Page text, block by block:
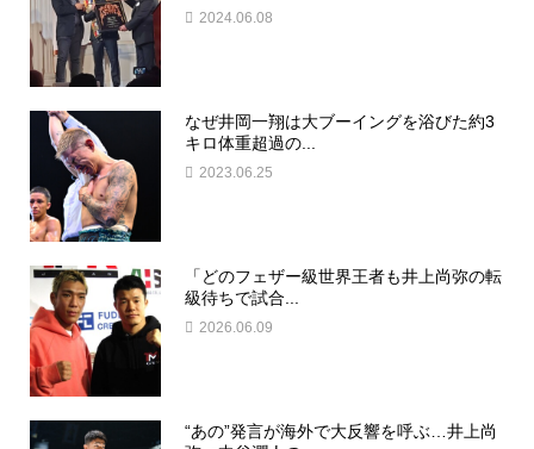
2024.06.08
なぜ井岡一翔は大ブーイングを浴びた約3
キロ体重超過の...
2023.06.25
「どのフェザー級世界王者も井上尚弥の転
級待ちで試合...
2026.06.09
“あの”発言が海外で大反響を呼ぶ…井上尚